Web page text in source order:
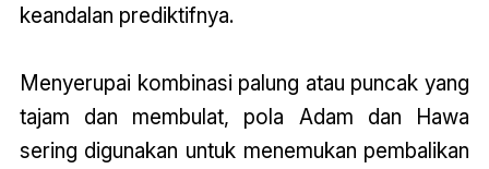
keandalan prediktifnya.
Menyerupai kombinasi palung atau puncak yang
tajam dan membulat, pola Adam dan Hawa
sering digunakan untuk menemukan pembalikan